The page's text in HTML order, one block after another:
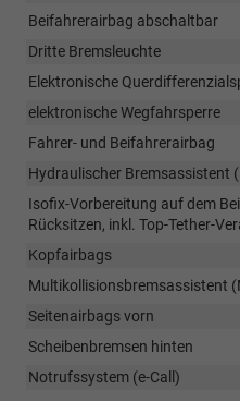
Beifahrerairbag abschaltbar
Dritte Bremsleuchte
Elektronische
elektronische Wegfahrsperre
Fahrer- und Beifahrerairbag
Hydraulischer Bremsassistent
Isofix-Vorbereitung auf dem
Rücksitzen, inkl. Top-Tether-
Kopfairbags
Multikollisionsbremsassistent
Seitenairbags vorn
Scheibenbremsen hinten
Notrufssystem (e-Call)